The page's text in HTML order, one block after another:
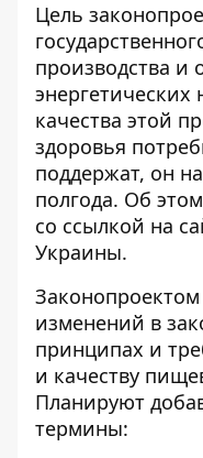
Цель
производства и
качества этой
здоровья
поддержат, он
полгода. Об
со ссылкой на
Украины.
Законопроектом
изменений в
принципах и
и качеству
Планируют
термины: